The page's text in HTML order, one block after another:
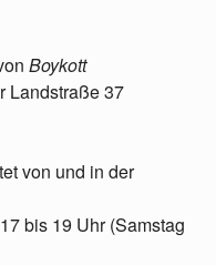
Boykott
Landstraße 37
von und in der
bis 19 Uhr (Samstag